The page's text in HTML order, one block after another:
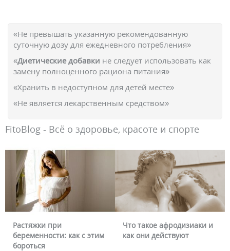
«Не превышать указанную рекомендованную
суточную дозу для ежедневного потребления»
«Диетические добавки не следует использовать как
замену полноценного рациона питания»
«Хранить в недоступном для детей месте»
«Не является лекарственным средством»
FitoBlog - Всё о здоровье, красоте и спорте
Растяжки при
беременности: как с этим
бороться
Что такое афродизиаки и
как они действуют